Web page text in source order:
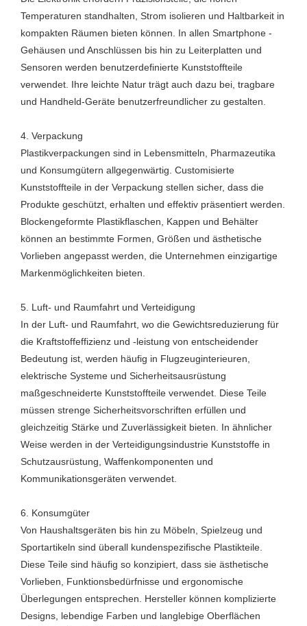
Temperaturen standhalten, Strom isolieren und Haltbarkeit in
kompakten Räumen bieten können. In allen Smartphone -
Gehäusen und Anschlüssen bis hin zu Leiterplatten und
Sensoren werden benutzerdefinierte Kunststoffteile
verwendet. Ihre leichte Natur trägt auch dazu bei, tragbare
und Handheld-Geräte benutzerfreundlicher zu gestalten.
4. Verpackung
Plastikverpackungen sind in Lebensmitteln, Pharmazeutika
und Konsumgütern allgegenwärtig. Customisierte
Kunststoffteile in der Verpackung stellen sicher, dass die
Produkte geschützt, erhalten und effektiv präsentiert werden.
Blockengeformte Plastikflaschen, Kappen und Behälter
können an bestimmte Formen, Größen und ästhetische
Vorlieben angepasst werden, die Unternehmen einzigartige
Markenmöglichkeiten bieten.
5. Luft- und Raumfahrt und Verteidigung
In der Luft- und Raumfahrt, wo die Gewichtsreduzierung für
die Kraftstoffeffizienz und -leistung von entscheidender
Bedeutung ist, werden häufig in Flugzeuginterieuren,
elektrische Systeme und Sicherheitsausrüstung
maßgeschneiderte Kunststoffteile verwendet. Diese Teile
müssen strenge Sicherheitsvorschriften erfüllen und
gleichzeitig Stärke und Zuverlässigkeit bieten. In ähnlicher
Weise werden in der Verteidigungsindustrie Kunststoffe in
Schutzausrüstung, Waffenkomponenten und
Kommunikationsgeräten verwendet.
6. Konsumgüter
Von Haushaltsgeräten bis hin zu Möbeln, Spielzeug und
Sportartikeln sind überall kundenspezifische Plastikteile.
Diese Teile sind häufig so konzipiert, dass sie ästhetische
Vorlieben, Funktionsbedürfnisse und ergonomische
Überlegungen entsprechen. Hersteller können komplizierte
Designs, lebendige Farben und langlebige Oberflächen